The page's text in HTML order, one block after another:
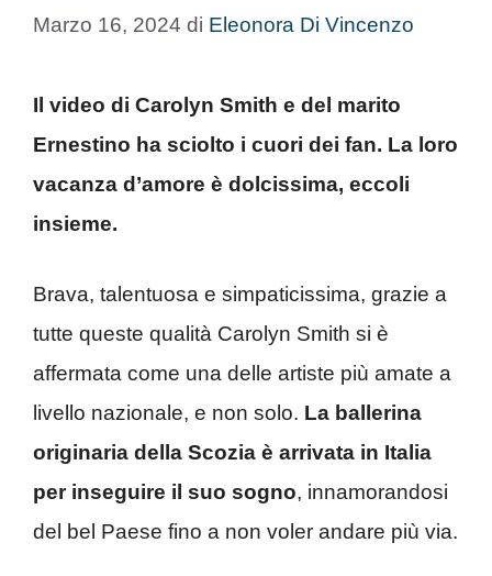
Marzo 16, 2024 di Eleonora Di Vincenzo
Il video di Carolyn Smith e del marito
Ernestino ha sciolto i cuori dei fan. La loro
vacanza d’amore è dolcissima, eccoli
insieme.
Brava, talentuosa e simpaticissima, grazie a
tutte queste qualità Carolyn Smith si è
affermata come una delle artiste più amate a
livello nazionale, e non solo. La ballerina
originaria della Scozia è arrivata in Italia
per inseguire il suo sogno, innamorandosi
del bel Paese fino a non voler andare più via.